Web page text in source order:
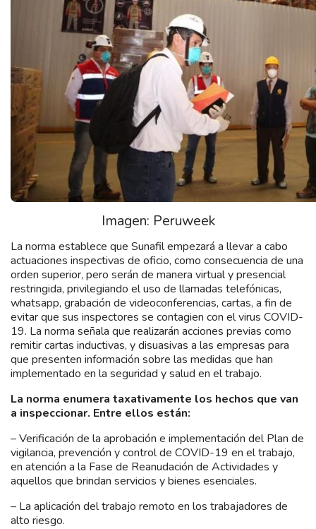
Imagen: Peruweek
La norma establece que Sunafil empezará a llevar a cabo
actuaciones inspectivas de oficio, como consecuencia de una
orden superior, pero serán de manera virtual y presencial
restringida, privilegiando el uso de llamadas telefónicas,
whatsapp, grabación de videoconferencias, cartas, a fin de
evitar que sus inspectores se contagien con el virus COVID-
19. La norma señala que realizarán acciones previas como
remitir cartas inductivas, y disuasivas a las empresas para
que presenten información sobre las medidas que han
implementado en la seguridad y salud en el trabajo.
La norma enumera taxativamente los hechos que van
a inspeccionar. Entre ellos están:
– Verificación de la aprobación e implementación del Plan de
vigilancia, prevención y control de COVID-19 en el trabajo,
en atención a la Fase de Reanudación de Actividades y
aquellos que brindan servicios y bienes esenciales.
– La aplicación del trabajo remoto en los trabajadores de
alto riesgo.